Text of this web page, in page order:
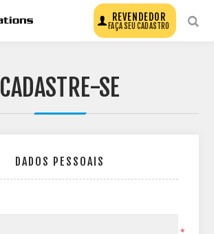
REVENDEDOR
FAÇA SEU CADASTRO
CADASTRE-SE
DADOS PESSOAIS